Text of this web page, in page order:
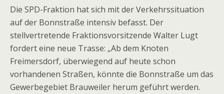
Die SPD-Fraktion hat sich mit der Verkehrssituation
auf der Bonnstraße intensiv befasst. Der
stellvertretende Fraktionsvorsitzende Walter Lugt
fordert eine neue Trasse: „Ab dem Knoten
Freimersdorf, überwiegend auf heute schon
vorhandenen Straßen, könnte die Bonnstraße um das
Gewerbegebiet Brauweiler herum geführt werden.